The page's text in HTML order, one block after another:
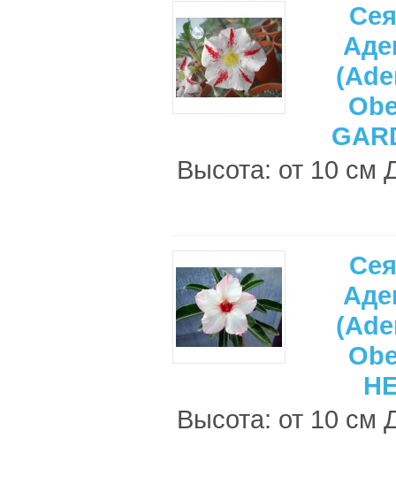
Высота: от 10 см
Высота: от 10 см